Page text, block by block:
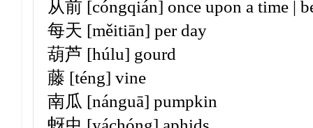
从前 [cóngqián] once upon a time |
每天 [měitiān] per day
葫芦 [húlu] gourd
藤 [téng] vine
南瓜 [nánguā] pumpkin